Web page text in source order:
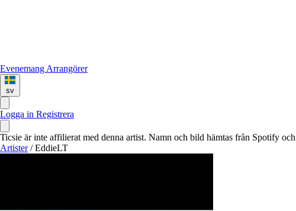
Evenemang Arrangörer
sv
Logga in Registrera
Ticsie är inte affilierat med denna artist. Namn och bild hämtas från Spotify
Artister / EddieLT